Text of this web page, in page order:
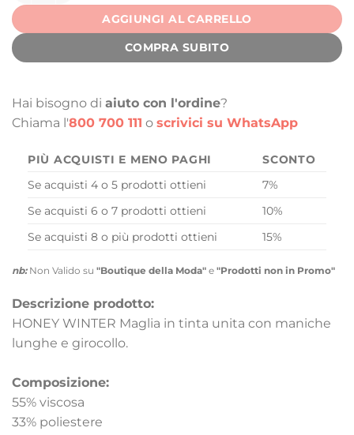
AGGIUNGI AL CARRELLO
COMPRA SUBITO
Hai bisogno di aiuto con l'ordine?
Chiama l'800 700 111 o scrivici su WhatsApp
PIÙ ACQUISTI E MENO PAGHI
SCONTO
Se acquisti 4 o 5 prodotti ottieni
7%
Se acquisti 6 o 7 prodotti ottieni
10%
Se acquisti 8 o più prodotti ottieni
15%
nb:Non Valido su "Boutique della Moda" e "Prodotti non in Promo"
Descrizione prodotto:
HONEY WINTER Maglia in tinta unita con maniche
lunghe e girocollo.
Composizione:
55% viscosa
33% poliestere